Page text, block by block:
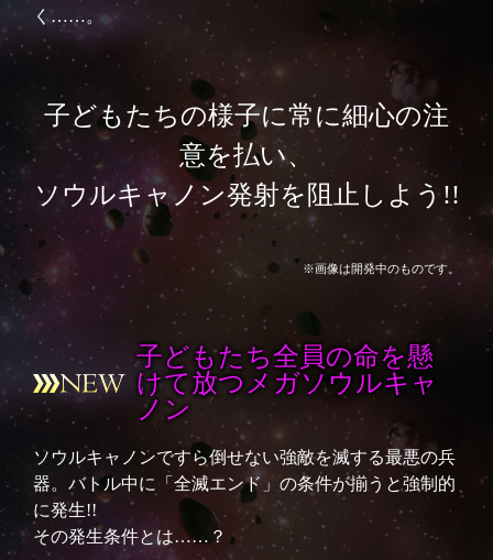
く……。
子どもたちの様子に常に細心の注
意を払い、
ソウルキャノン発射を阻止しよう!!
※画像は開発中のものです。
子どもたち全員の命を懸
けて放つメガソウルキャ
ノン
ソウルキャノンですら倒せない強敵を滅する最悪の兵
器。バトル中に「全滅エンド」の条件が揃うと強制的
に発生!!
その発生条件とは……？